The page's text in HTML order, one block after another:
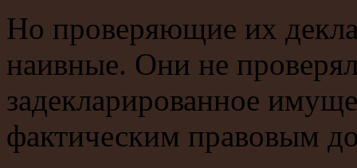
Но проверяющие их
наивные. Они не
задекларированное
фактическим правовым